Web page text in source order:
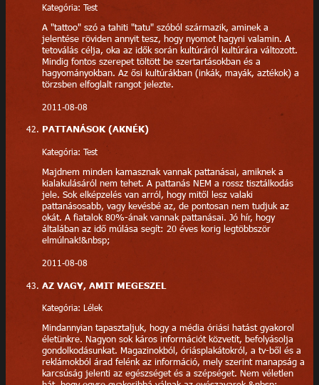
Kategória: Test
A "tattoo" szó a tahiti "tatu" szóból származik, aminek a
jelentése röviden annyit tesz, hogy nyomot hagyni valamin. A
tetoválás célja, oka az idők során kultúráról kultúrára változott.
Mindig fontos szerepet töltött be szertartásokban és a
hagyományokban. Az ősi kultúrákban (inkák, mayák, aztékok) a
törzsben elfoglalt rangot jelezte.
2011-08-08
PATTANÁSOK (AKNÉK)
Kategória: Test
Majdnem minden kamasznak vannak pattanásai, amiknek a
kialakulásáról nem tehet. A pattanás NEM a rossz tisztálkodás
jele. Sok elképzelés van arról, hogy mitől lesz valaki
pattanásosabb, vagy kevésbé az, de pontosan nem tudjuk az
okát. A fiatalok 80%-ának vannak pattanásai. Jó hír, hogy
általában az idő múlása segít: 20 éves korig legtöbbször
elmúlnak!&nbsp;
2011-08-08
AZ VAGY, AMIT MEGESZEL
Kategória: Lélek
Mindannyian tapasztaljuk, hogy a média óriási hatást gyakorol
életünkre. Nagyon sok káros információt közvetít, befolyásolja
gondolkodásunkat. Magazinokból, óriásplakátokról, a tv-ből és a
reklámokból árad felénk az információ, mely szerint manapság a
karcsúság jelenti az egészséget és a szépséget. Nem véletlen